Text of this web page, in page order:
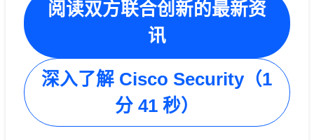
阅读双方联合创新的最新资
讯
深入了解 Cisco Security（1
分 41 秒）